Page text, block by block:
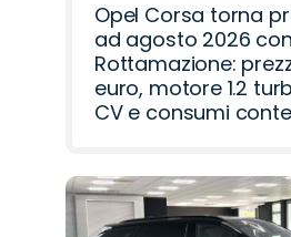
Opel Corsa torna
ad agosto 2026
Rottamazione:
euro, motore 1.2
CV e consumi